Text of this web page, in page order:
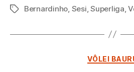
TagsBernardinho, Sesi,Superliga,
VÔLEI